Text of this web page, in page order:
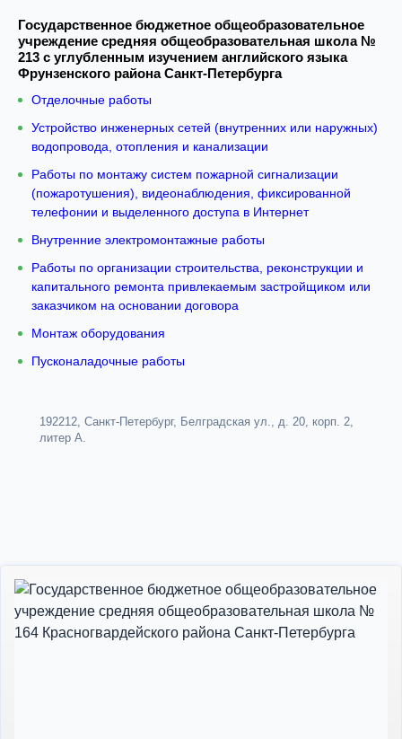
Государственное бюджетное общеобразовательное
учреждение средняя общеобразовательная школа №
213 с углубленным изучением английского языка
Фрунзенского района Санкт-Петербурга
Отделочные работы
Устройство инженерных сетей (внутренних или наружных)
водопровода, отопления и канализации
Работы по монтажу систем пожарной сигнализации
(пожаротушения), видеонаблюдения, фиксированной
телефонии и выделенного доступа в Интернет
Внутренние электромонтажные работы
Работы по организации строительства, реконструкции и
капитального ремонта привлекаемым застройщиком или
заказчиком на основании договора
Монтаж оборудования
Пусконаладочные работы
192212, Санкт-Петербург, Белградская ул., д. 20, корп. 2,
литер А.